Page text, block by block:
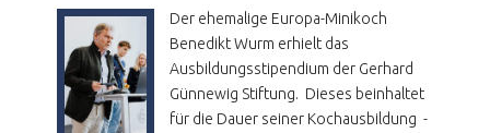
Der ehemalige Europa-Minikoch
Benedikt Wurm erhielt das
Ausbildungsstipendium der Gerhard
Günnewig Stiftung. Dieses beinhaltet
für die Dauer seiner Kochausbildung -